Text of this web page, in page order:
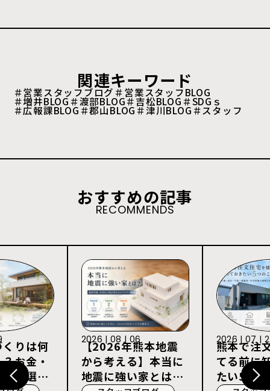
関連キーワード
＃営業スタッフブログ＃営業スタッフBLOG
＃増井BLOG＃渡部BLOG＃吉松BLOG＃SDGｓ
＃広報課BLOG＃郡山BLOG＃津川BLOG＃スタッフ
おすすめの記事
RECOMMENDS
りは何
お金・
社選び
【2026年熊本地震
から考える】本当に
地震に強い家とは？
2026 | 08 | 06
熊本で注
てる前に
たい5つ
2026 | 07 |